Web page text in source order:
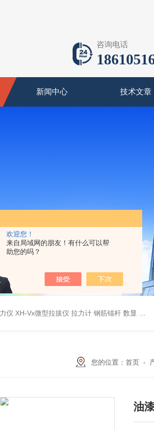
欢迎您！
来自局域网的朋友！有什么可以帮
助您的吗？
咨询电话
新闻中心 技术文章
仪 XH-Vx微型拉拔仪 拉力计 钢筋锚杆 数显
您的位置： 首页 -
油